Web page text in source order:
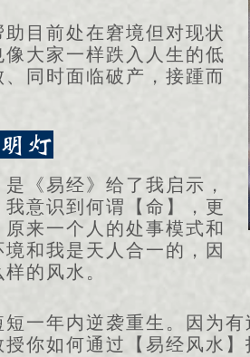
目前处在窘境但对现状
大家一样跌入人生的低
同时面临破产，接踵而
《易经》给了我启示，
意识到何谓【命】，更
来一个人的处事模式和
和我是天人合一的，因
的风水。
灯
一年内逆袭重生。因为
你如何通过【易经风水